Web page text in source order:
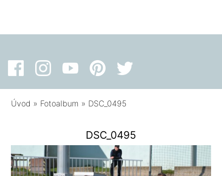
Úvod » Fotoalbum » DSC_0495
DSC_0495